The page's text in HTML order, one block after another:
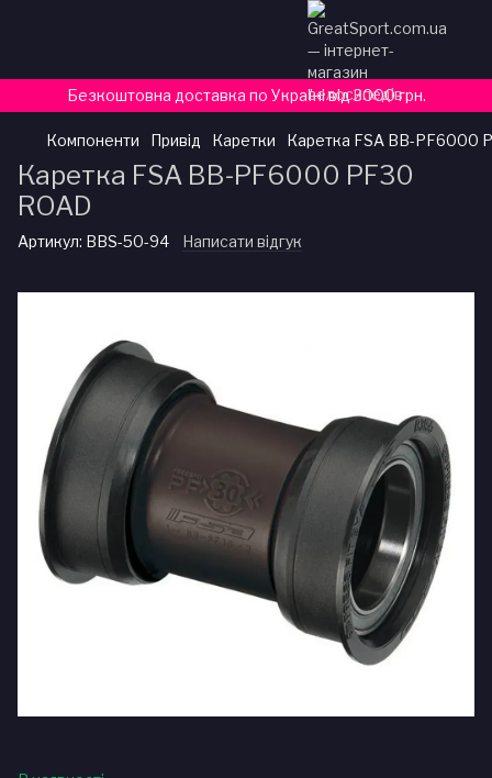
Безкоштовна доставка по Україні від 3000 грн.
Компоненти Привід Каретки Каретка FSA BB-PF6000
Каретка FSA BB-PF6000 PF30
ROAD
Артикул: BBS-50-94 Написати відгук